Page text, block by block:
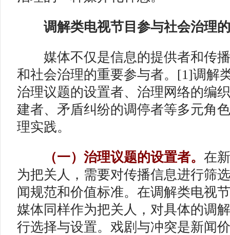
调解类电视节目 参与社会治理
媒体不仅是信息的提供者和传播
和社会治理的重要参与者。[1]调解
治理议题的设置者、治理网络的编
建者、矛盾纠纷的调停者等多元角
理实践。
（一）治理议题的设置者。 在
为把关人，需要对传播信息进行筛
闻规范和价值标准。在调解类电视
媒体同样作为把关人，对具体的调
行选择与设置。戏剧与冲突是新闻